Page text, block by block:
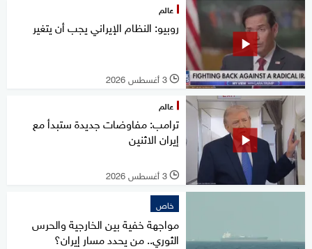
عالم
روبيو: النظام الإيراني يجب أن يتغير
l 3 أغسطس 2026
عالم
ترامب: مفاوضات جديدة ستبدأ مع
إيران الاثنين
l 3 أغسطس 2026
خاص
مواجهة خفية بين الخارجية والحرس
الثوري.. من يحدد مسار إيران؟